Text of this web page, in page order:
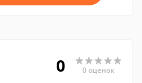
0 0 оценок